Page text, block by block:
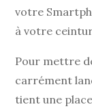
votre
à votre
Pour mettre
carrément
tient une